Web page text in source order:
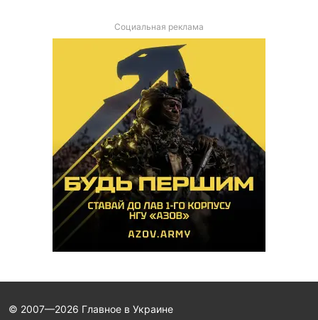
Социальная реклама
© 2007—2026 Главное в Украине